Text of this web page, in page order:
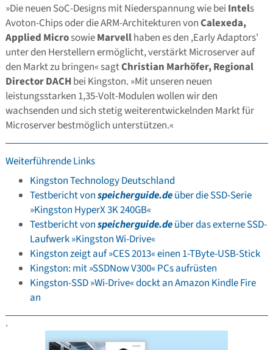
»Die neuen SoC-Designs mit Niederspannung wie bei Intels
Avoton-Chips oder die ARM-Architekturen vonCalexeda,
Applied MicrosowieMarvellhaben es den ,Early Adaptors'
unter den Herstellern ermöglicht, verstärkt Microserver auf
den Markt zu bringen« sagtChristian Marhöfer, Regional
Director DACHbei Kingston. »Mit unseren neuen
leistungsstarken 1,35-Volt-Modulen wollen wir den
wachsenden und sich stetig weiterentwickelnden Markt für
Microserver bestmöglich unterstützen.«
Weiterführende Links
Kingston Technology Deutschland
Testbericht vonspeicherguide.deüber die SSD-Serie
»Kingston HyperX 3K 240GB«
Testbericht vonspeicherguide.deüber das externe SSD-
Laufwerk »Kingston Wi-Drive«
Kingston zeigt auf »CES 2013« einen 1-TByte-USB-Stick
Kingston: mit »SSDNow V300« PCs aufrüsten
Kingston-SSD »Wi-Drive« dockt an Amazon Kindle Fire
an
.